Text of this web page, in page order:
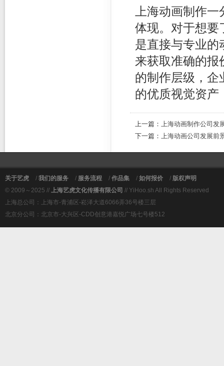
上海动画制作
体现。对于想要
是直接与专业的
来获取准确的报
的制作层级，企
的优质视觉资产
上一篇： 上海动画制作公司发
下一篇： 上海动画公司发展前
关于艺虎 / 我们的服务 / 服务流程 / 作品集 / 如何报价 / 版权声明
© 2009～2025 // 上海艺虎文化传播有限公司 // YiHoo.sh All Rights Reserved
上海总公司：上海市-青浦区-崧泽大道6066弄36号楼三层
北京分公司：北京市-大兴区-CDD创意港嘉悦广场七号楼512